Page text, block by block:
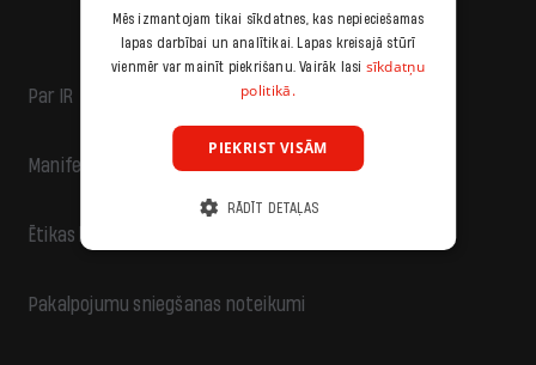
Par IR
Manifests
Ētikas kodekss
Pakalpojumu sniegšanas noteikumi
Mēs izmantojam tikai sīkdatnes, kas nepieciešamas
lapas darbībai un analītikai. Lapas kreisajā stūrī
vienmēr var mainīt piekrišanu. Vairāk lasi sīkdatņu
politikā.
PIEKRIST VISĀM
RĀDĪT DETAĻAS